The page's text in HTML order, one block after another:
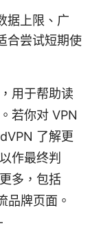
据上限、广
合尝试短期使
用于帮助读
若你对 VPN
了解更
作最终判
多，包括
品牌页面。